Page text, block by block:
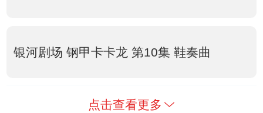
银河剧场 钢甲卡卡龙 第10集 鞋奏曲
点击查看更多